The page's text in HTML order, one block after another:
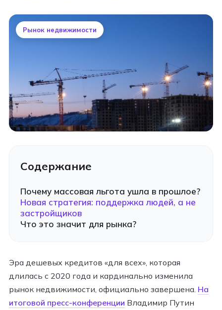
Рынок недвижимости
Содержание
Почему массовая льгота ушла в прошлое?
Новая стратегия: поддержка людей, а не
застройщиков
Что это значит для рынка?
Эра дешевых кредитов «для всех», которая
длилась с 2020 года и кардинально изменила
рынок недвижимости, официально завершена. На
итоговой пресс-конференции Владимир Путин